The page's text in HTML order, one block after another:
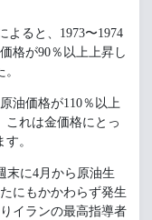
よると、1973〜1974
格が90％以上上昇し
油価格が110％以上
これは金価格にとっ
。
末に4月から原油生
にもかかわらず発生
イランの最高指導者